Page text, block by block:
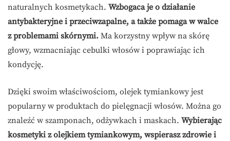
naturalnych kosmetykach. Wzbogaca je o działanie
antybakteryjne i przeciwzapalne, a także pomaga w walce
z problemami skórnymi. Ma korzystny wpływ na skórę
głowy, wzmacniając cebulki włosów i poprawiając ich
kondycję.
Dzięki swoim właściwościom, olejek tymiankowy jest
popularny w produktach do pielęgnacji włosów. Można go
znaleźć w szamponach, odżywkach i maskach. Wybierając
kosmetyki z olejkiem tymiankowym, wspierasz zdrowie i